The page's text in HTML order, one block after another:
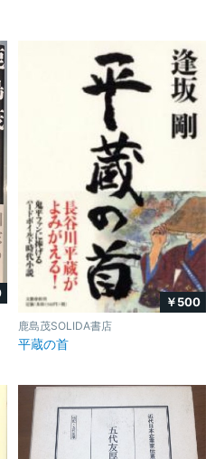
￥500
鹿島茂SOLIDA書店
平蔵の首